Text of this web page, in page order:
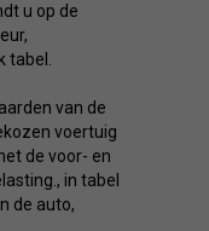
u op de
van de
voertuig
de voor- en
in tabel
de auto,